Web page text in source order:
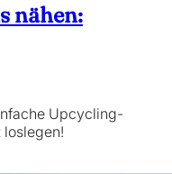
nähen:
Upcycling-
loslegen!